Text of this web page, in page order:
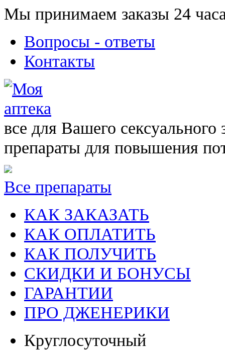
Мы принимаем заказы 24
Вопросы - ответы
Контакты
все для Вашего сексуального
препараты для повышения
Все препараты
КАК ЗАКАЗАТЬ
КАК ОПЛАТИТЬ
КАК ПОЛУЧИТЬ
СКИДКИ И БОНУСЫ
ГАРАНТИИ
ПРО ДЖЕНЕРИКИ
Круглосуточный